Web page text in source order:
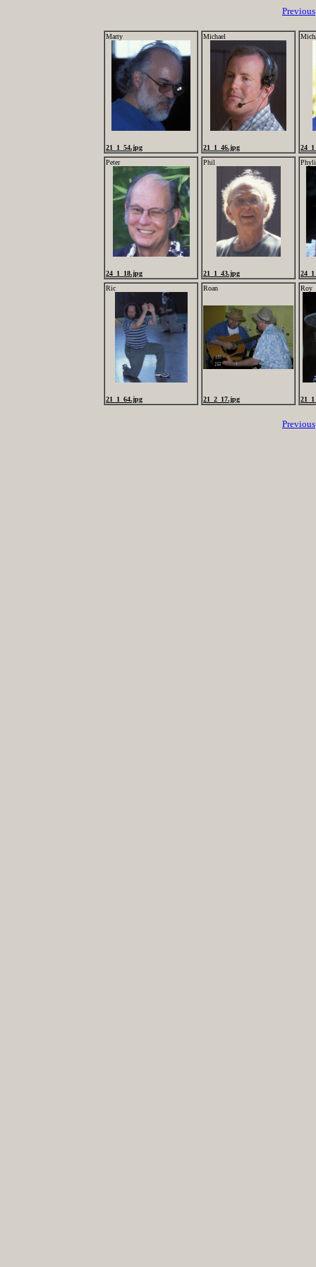
Previous
Marty
21_1_54.jpg
Michael
21_1_46.jpg
Peter
24_1_18.jpg
Phil
21_1_43.jpg
Ric
21_1_64.jpg
Roan
21_2_17.jpg
Roy
Previous